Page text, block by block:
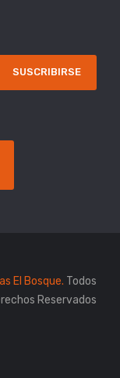
SUSCRIBIRSE
El Bosque. Todos
Reservados